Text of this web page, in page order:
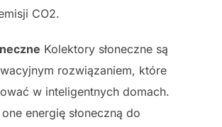
CO2.
Kolektory słoneczne są
rozwiązaniem, które
w inteligentnych domach.
energię słoneczną do